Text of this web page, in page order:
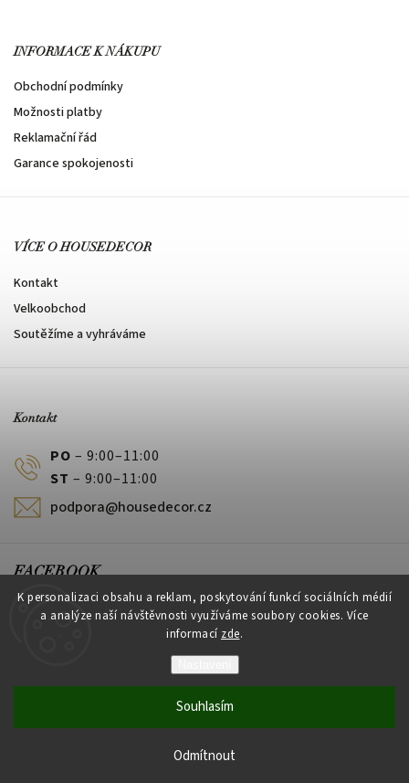
K personalizaci obsahu a reklam, poskytování funkcí sociálních médií
a analýze naší návštěvnosti využíváme soubory cookies. Více
informací zde.
Odmítnout
Souhlasím
INFORMACE K NÁKUPU
Obchodní podmínky
Možnosti platby
Reklamační řád
Garance spokojenosti
VÍCE O HOUSEDECOR
Kontakt
Velkoobchod
Soutěžíme a vyhráváme
Kontakt
PO – 9:00–11:00
ST – 9:00–11:00
podpora@housedecor.cz
FACEBOOK
Vytvořil Shoptet